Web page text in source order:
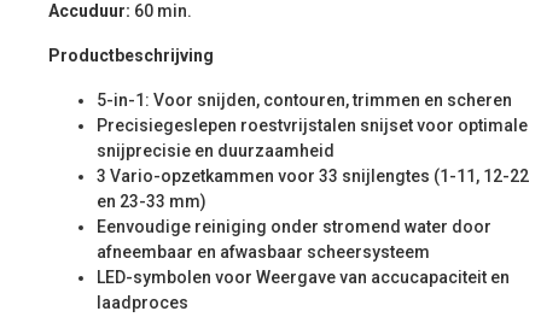
Accuduur: 60 min.
Productbeschrijving
5-in-1: Voor snijden, contouren, trimmen en scheren
Precisiegeslepen roestvrijstalen snijset voor optimale
snijprecisie en duurzaamheid
3 Vario-opzetkammen voor 33 snijlengtes (1-11, 12-22
en 23-33 mm)
Eenvoudige reiniging onder stromend water door
afneembaar en afwasbaar scheersysteem
LED-symbolen voor Weergave van accucapaciteit en
laadproces